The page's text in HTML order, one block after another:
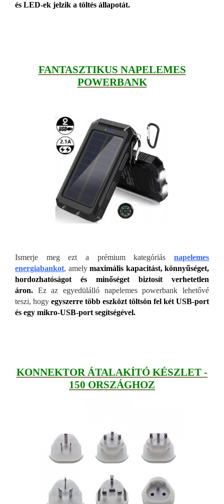
és LED-ek jelzik a töltés állapotát.
FANTASZTIKUS NAPELEMES
POWERBANK
Ismerje meg ezt a prémium kategóriás napelemes
energiabankot, amely maximális kapacitást, könnyűséget,
hordozhatóságot és minőséget biztosít verhetetlen
áron. Ez az egyedülálló napelemes powerbank lehetővé
teszi, hogy egyszerre több eszközt töltsön fel két USB-port
és egy mikro-USB-port segítségével.
KONNEKTOR ÁTALAKÍTÓ KÉSZLET -
150 ORSZÁGHOZ